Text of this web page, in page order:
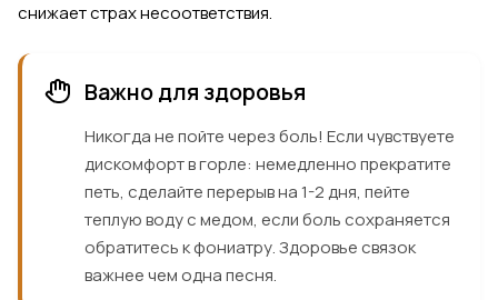
снижает страх несоответствия.
Важно для здоровья
Никогда не пойте через боль! Если чувствуете
дискомфорт в горле: немедленно прекратите
петь, сделайте перерыв на 1-2 дня, пейте
теплую воду с медом, если боль сохраняется
обратитесь к фониатру. Здоровье связок
важнее чем одна песня.